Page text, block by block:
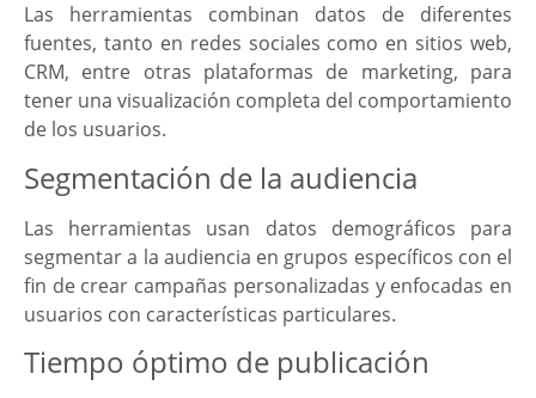
Las herramientas combinan datos de diferentes
fuentes, tanto en redes sociales como en sitios web,
CRM, entre otras plataformas de marketing, para
tener una visualización completa del comportamiento
de los usuarios.
Segmentación de la audiencia
Las herramientas usan datos demográficos para
segmentar a la audiencia en grupos específicos con el
fin de crear campañas personalizadas y enfocadas en
usuarios con características particulares.
Tiempo óptimo de publicación